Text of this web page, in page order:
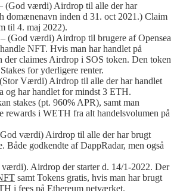
(God værdi) Airdrop til alle der har
domænenavn inden d 31. oct 2021.) Claim
til 4. maj 2022).
– (God værdi) Airdrop til brugere af Opensea
NFT. Hvis man har handlet på
der claimes Airdrop i SOS token. Den token
for yderligere renter.
(Stor Værdi) Airdrop til alle der har handlet
og har handlet for mindst 3 ETH.
stakes (pt. 960% APR), samt man
rewards i WETH fra alt handelsvolumen på
værdi) Airdrop til alle der har brugt
Både godkendte af DappRadar, men også
Airdrop der starter d. 14/1-2022. Der
samt Tokens gratis, hvis man har brugt
i fees på Ethereum netværket.